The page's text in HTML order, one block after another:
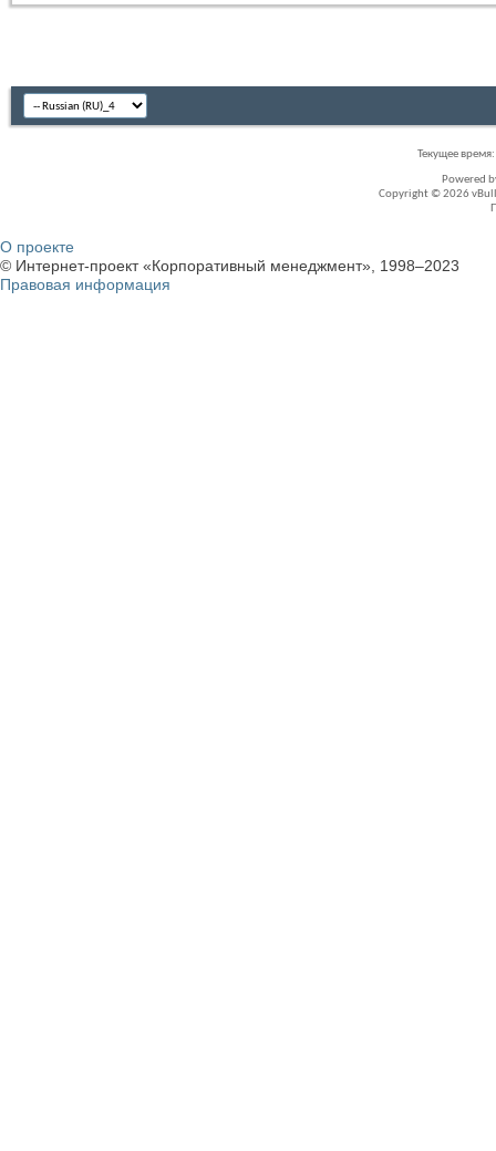
Текущее время:
Powered
Copyright © 2026
О проекте
© Интернет-проект «Корпоративный менеджмент», 1998–2023
Правовая информация